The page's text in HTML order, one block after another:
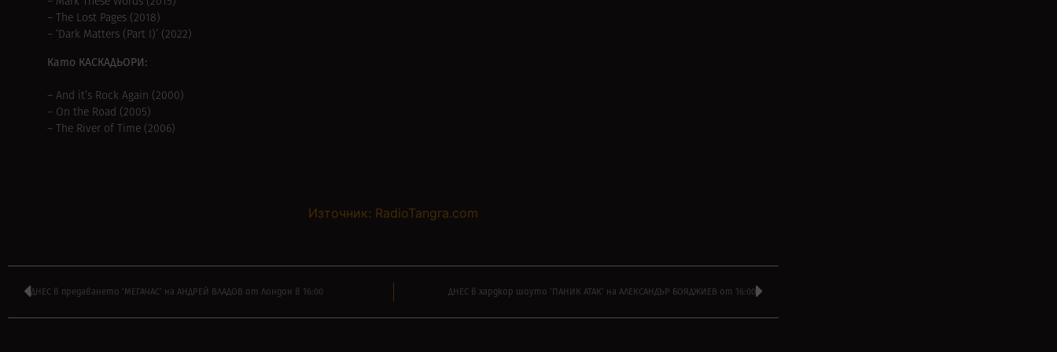
– The Lost Pages (2018)
– ‘Dark Matters (Part I)’ (2022)
Като КАСКАДЬОРИ:
– And it’s Rock Again (2000)
– On the Road (2005)
– The River of Time (2006)
Източник: RadioTangra.com
ДНЕС в предаването ‘МЕГАЧАС’ на АНДРЕЙ ВЛАДОВ от Лондон в 16:00 ДНЕС в хардкор шоуто ‘ПАНИК АТАК’ на АЛЕКСАНДЪР БОЯДЖИЕВ от 16:00